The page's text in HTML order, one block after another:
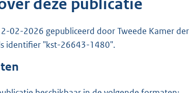
n
deze publicatie
02-2026 gepubliceerd door Tweede Kamer
identifier "kst-26643-1480".